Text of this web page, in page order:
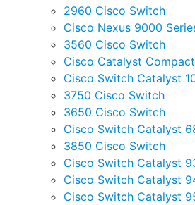
2960 Cisco Switch
Cisco Nexus 9000
3560 Cisco Switch
Cisco Catalyst
Cisco Switch Catalyst
3750 Cisco Switch
3650 Cisco Switch
Cisco Switch Catalyst
3850 Cisco Switch
Cisco Switch Catalyst
Cisco Switch Catalyst
Cisco Switch Catalyst